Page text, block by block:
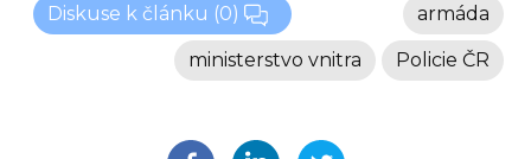
Diskuse k článku (0) armáda
Policie ČR
ministerstvo vnitra